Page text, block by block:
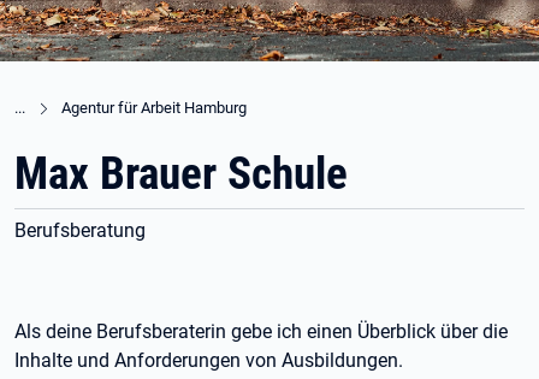
Agentur für Arbeit Hamburg
Max Brauer Schule
Berufsberatung
Als deine Berufsberaterin gebe ich einen Überblick über die
Inhalte und Anforderungen von Ausbildungen.